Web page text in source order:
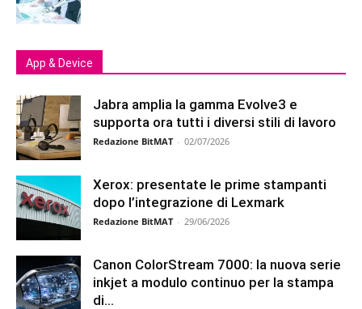
App & Device
Jabra amplia la gamma Evolve3 e
supporta ora tutti i diversi stili di lavoro
Redazione BitMAT - 02/07/2026
Xerox: presentate le prime stampanti
dopo l’integrazione di Lexmark
Redazione BitMAT - 29/06/2026
Canon ColorStream 7000: la nuova serie
inkjet a modulo continuo per la stampa
di...